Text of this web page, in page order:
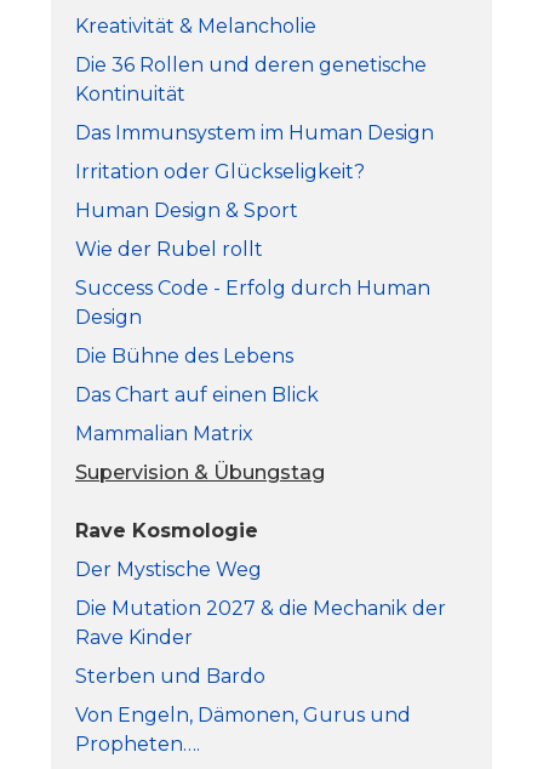
Kreativität & Melancholie
Die 36 Rollen und deren genetische
Kontinuität
Das Immunsystem im Human Design
Irritation oder Glückseligkeit?
Human Design & Sport
Wie der Rubel rollt
Success Code - Erfolg durch Human
Design
Die Bühne des Lebens
Das Chart auf einen Blick
Mammalian Matrix
Supervision & Übungstag
Rave Kosmologie
Der Mystische Weg
Die Mutation 2027 & die Mechanik der
Rave Kinder
Sterben und Bardo
Von Engeln, Dämonen, Gurus und
Propheten….